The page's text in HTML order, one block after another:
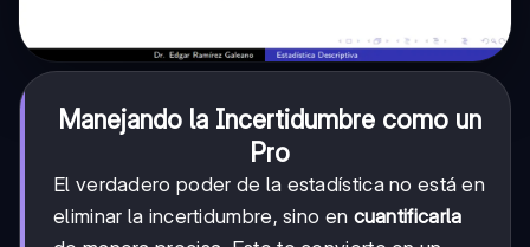
Manejando la Incertidumbre como un
Pro
El verdadero poder de la estadística no está en
eliminar la incertidumbre, sino en cuantificarla